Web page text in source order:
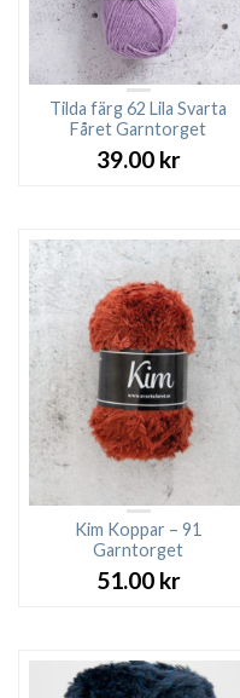
Tilda färg 62 Lila Svarta
Fåret Garntorget
39.00 kr
Kim Koppar – 91
Garntorget
51.00 kr